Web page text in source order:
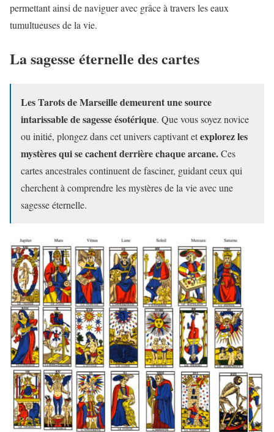
permettant ainsi de naviguer avec grâce à travers les eaux
tumultueuses de la vie.
La sagesse éternelle des cartes
Les Tarots de Marseille demeurent une source
intarissable de sagesse ésotérique. Que vous soyez novice
ou initié, plongez dans cet univers captivant etexplorez les
mystères qui se cachent derrière chaque arcane.Ces
cartes ancestrales continuent de fasciner, guidant ceux qui
cherchent à comprendre les mystères de la vie avec une
sagesse éternelle.